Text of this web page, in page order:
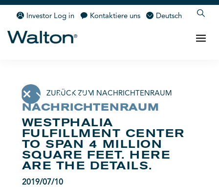
Investor Log in Kontaktiere uns Deutsch
ZURÜCK ZUM NACHRICHTENRAUM
NACHRICHTENRAUM
WESTPHALIA
FULFILLMENT CENTER
TO SPAN 4 MILLION
SQUARE FEET. HERE
ARE THE DETAILS.
2019/07/10